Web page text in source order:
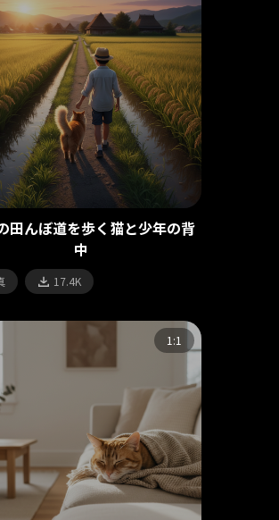
田んぼ道を歩く猫と少年の背
中
17.4K
1:1